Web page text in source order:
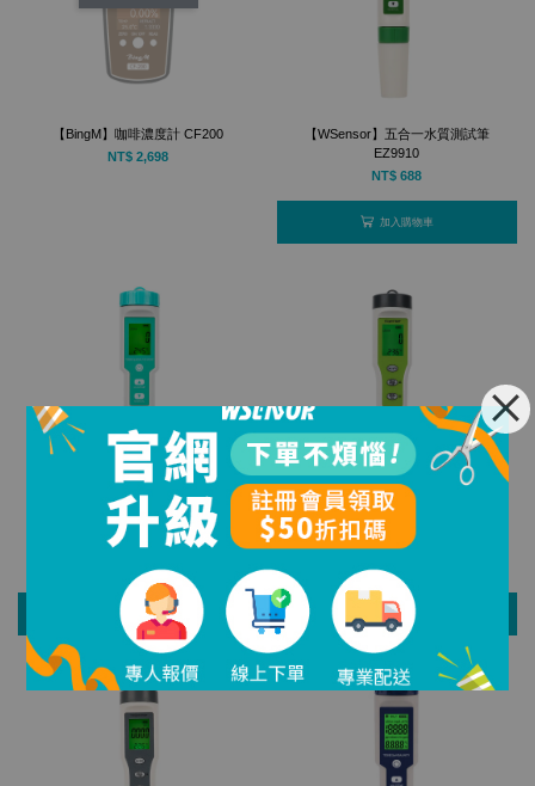
【BingM】咖啡濃度計 CF200
NT$ 2,698
【WSensor】五合一水質測試筆
EZ9910
NT$ 688
加入購物車
【WSensor】多合一水質測試筆 C-
600
NT$ 890
加入購物車
【WSensor】三合一水質測試筆
EZ9902
NT$ 488
加入購物車